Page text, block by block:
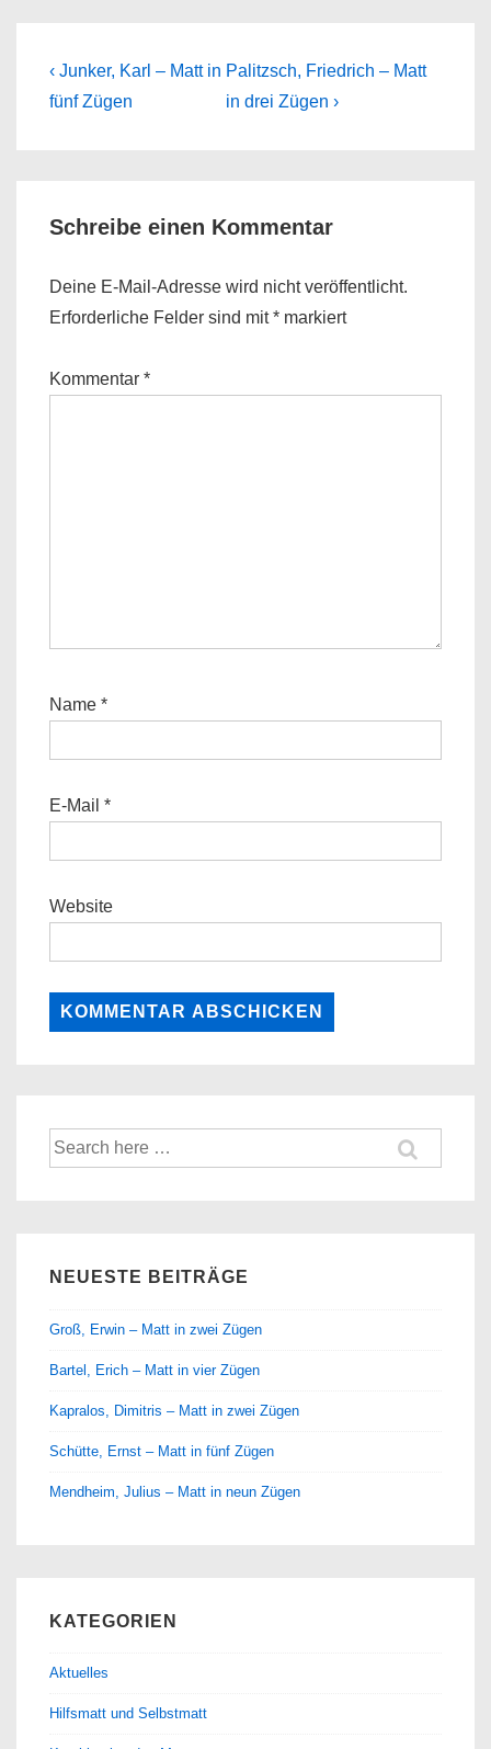
Beitragsnavigation
Previous
Post
‹ Junker, Karl – Matt in
fünf Zügen
Next
Post
Palitzsch, Friedrich – Matt
in drei Zügen ›
Schreibe einen Kommentar
Deine E-Mail-Adresse wird nicht veröffentlicht.
Erforderliche Felder sind mit* markiert
Kommentar *
Name *
E-Mail *
Website
Suche
nach:
NEUESTE BEITRÄGE
Groß, Erwin – Matt in zwei Zügen
Bartel, Erich – Matt in vier Zügen
Kapralos, Dimitris – Matt in zwei Zügen
Schütte, Ernst – Matt in fünf Zügen
Mendheim, Julius – Matt in neun Zügen
KATEGORIEN
Aktuelles
Hilfsmatt und Selbstmatt